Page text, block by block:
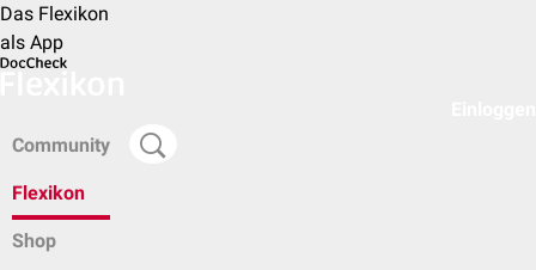
Das Flexikon
als App
Community
Flexikon
Shop